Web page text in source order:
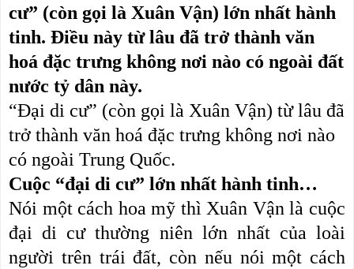
cư” (còn gọi là Xuân Vận) lớn nhất hành
tinh. Điều này từ lâu đã trở thành văn
hoá đặc trưng không nơi nào có ngoài đất
nước tỷ dân này.
“Đại di cư” (còn gọi là Xuân Vận) từ lâu đã
trở thành văn hoá đặc trưng không nơi nào
có ngoài Trung Quốc.
Cuộc “đại di cư” lớn nhất hành tinh…
Nói một cách hoa mỹ thì Xuân Vận là cuộc
đại di cư thường niên lớn nhất của loài
người trên trái đất, còn nếu nói một cách